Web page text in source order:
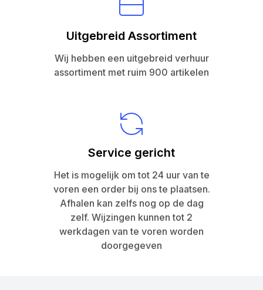
Uitgebreid Assortiment
Wij hebben een uitgebreid verhuur
assortiment met ruim 900 artikelen
Service gericht
Het is mogelijk om tot 24 uur van te
voren een order bij ons te plaatsen.
Afhalen kan zelfs nog op de dag
zelf. Wijzingen kunnen tot 2
werkdagen van te voren worden
doorgegeven